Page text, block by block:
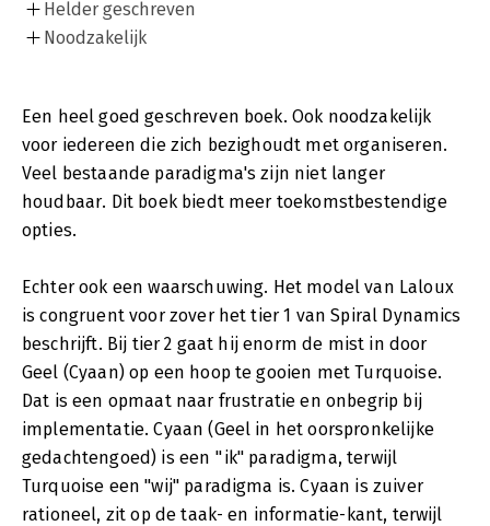
Helder geschreven
Noodzakelijk
Een heel goed geschreven boek. Ook noodzakelijk
voor iedereen die zich bezighoudt met organiseren.
Veel bestaande paradigma's zijn niet langer
houdbaar. Dit boek biedt meer toekomstbestendige
opties.
Echter ook een waarschuwing. Het model van Laloux
is congruent voor zover het tier 1 van Spiral Dynamics
beschrijft. Bij tier 2 gaat hij enorm de mist in door
Geel (Cyaan) op een hoop te gooien met Turquoise.
Dat is een opmaat naar frustratie en onbegrip bij
implementatie. Cyaan (Geel in het oorspronkelijke
gedachtengoed) is een "ik" paradigma, terwijl
Turquoise een "wij" paradigma is. Cyaan is zuiver
rationeel, zit op de taak- en informatie-kant, terwijl